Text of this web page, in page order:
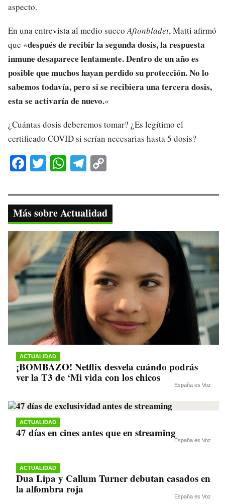
aspecto.
En una entrevista al medio suecoAftonbladet, Matti afirmó
que «después de recibir la segunda dosis, la respuesta
inmune desaparece lentamente. Dentro de un año es
posible que muchos hayan perdido su protección. No lo
sabemos todavía, pero si se recibiera una tercera dosis,
esta se activaría de nuevo.«
¿Cuántas dosis deberemos tomar? ¿Es legítimo el
certificado COVID si serían necesarias hasta 5 dosis?
Fa
bo
ok
T
tte
r
W
ts
A
pp
Te
gr
a
m
y
Li
nk
Más sobre Actualidad
ACTUALIDAD
¡BOMBAZO! Netflix desvela cuándo podrás
ver la T3 de ‘Mi vida con los chicos
España es Voz
ACTUALIDAD
47 días en cines antes que en streaming
España es Voz
ACTUALIDAD
Dua Lipa y Callum Turner debutan casados en
la alfombra roja
España es Voz